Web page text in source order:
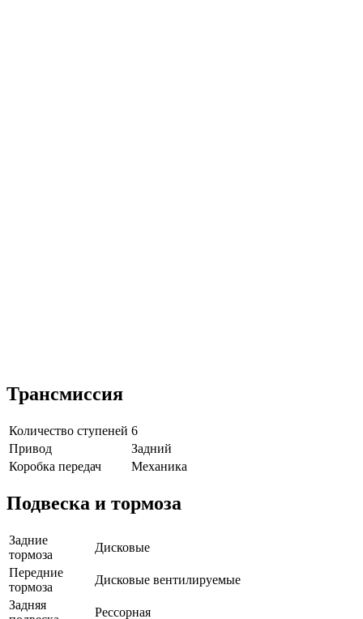
Трансмиссия
Количество ступеней 6
Привод
Задний
Коробка передач
Механика
Подвеска и тормоза
Задние
тормоза
Дисковые
Передние
тормоза
Дисковые вентилируемые
Задняя
Рессорная